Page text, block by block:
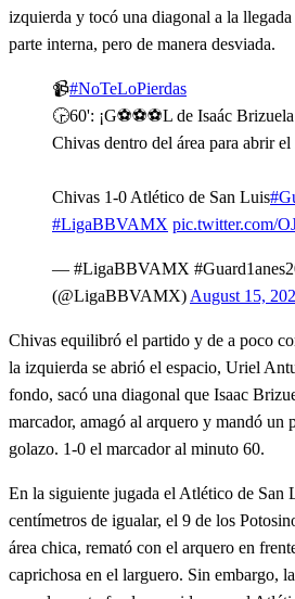
izquierda y tocó una diagonal a la
parte interna, pero de manera desviada.
📹#NoTeLoPierdas
🕞60': ¡G⚽⚽⚽L de Isaác
Chivas dentro del área para abrir el
Chivas 1-0 Atlético de San Luis
#LigaBBVAMX pic.twitter.com/
— #LigaBBVAMX
(@LigaBBVAMX) August 15,
Chivas equilibró el partido y de a poco
la izquierda se abrió el espacio, Uriel
fondo, sacó una diagonal que Isaac
marcador, amagó al arquero y mandó un
golazo. 1-0 el marcador al minuto 60.
En la siguiente jugada el Atlético de San
centímetros de igualar, el 9 de los
área chica, remató con el arquero en
caprichosa en el larguero. Sin embargo,